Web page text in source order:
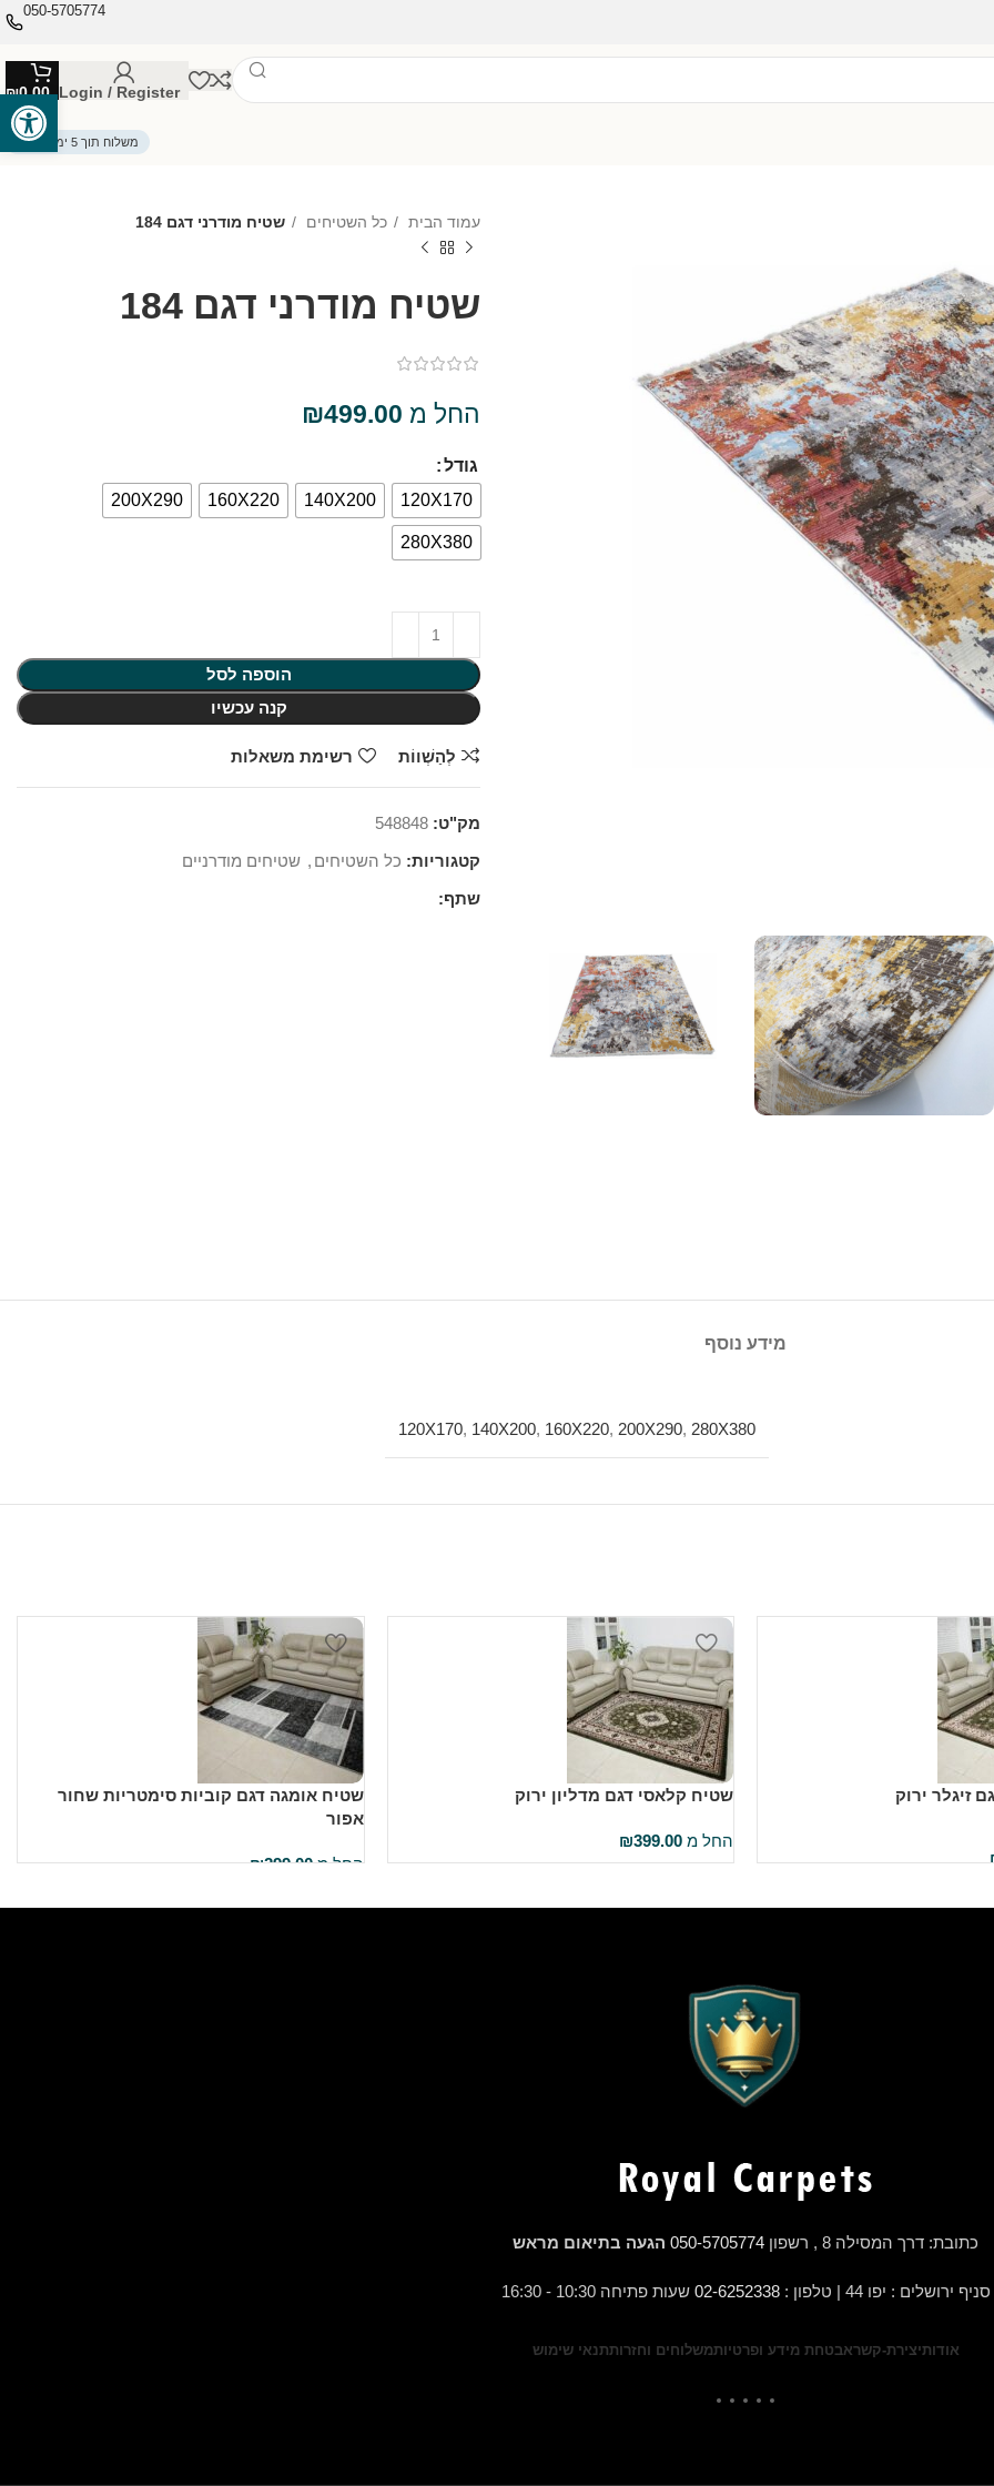
050-5705774
Login / Register
₪0.00
משלוח תוך 5 ימי עסקים
עמוד הבית כל השטיחים שטיח מודרני דגם 184
שטיח מודרני דגם 184
החל מ ₪499.00
גודל
120X170
140X200
160X220
200X290
280X380
הוספה לסל
קנה עכשיו
לְהַשְׁווֹת רשימת משאלות
מק"ט: 548848
קטגוריות: כל השטיחים , שטיחים מודרניים
שתף:
מידע נוסף
120X170, 140X200, 160X220, 200X290, 280X380
זיגלר ירוק שטיח קלאסי דגם מדליון ירוק
החל מ ₪399.00
שטיח אומגה דגם קוביות סימטריות שחור
אפור
החל מ ₪299.00
כתובת: דרך המסילה 8 , רשפון 050-5705774 הגעה בתיאום מראש
סניף ירושלים : יפו 44 | טלפון : 02-6252338 שעות פתיחה 10:30 - 16:30
אודותיצירת-קשראבטחת מידע ופרטיותמשלוחים וחזרותתנאי שימוש
פתח